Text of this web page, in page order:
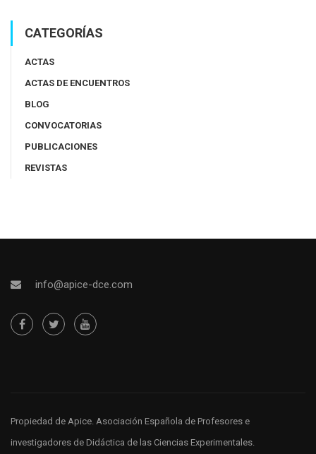
CATEGORÍAS
ACTAS
ACTAS DE ENCUENTROS
BLOG
CONVOCATORIAS
PUBLICACIONES
REVISTAS
info@apice-dce.com
Propiedad de Apice. Asociación Española de Profesores e
investigadores de Didáctica de las Ciencias Experimentales.